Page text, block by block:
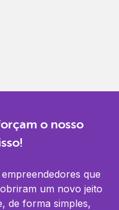
o nosso
que
um novo jeito
de forma simples,